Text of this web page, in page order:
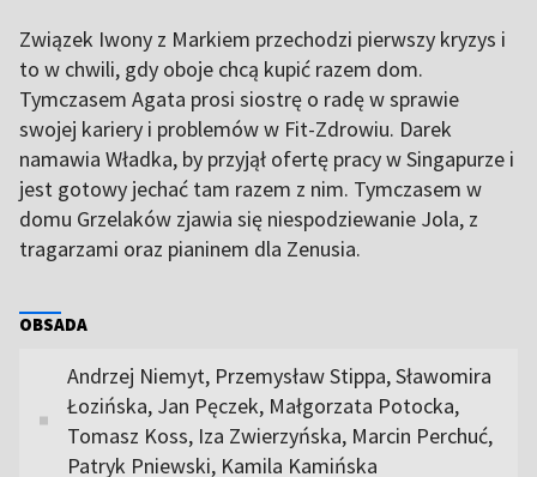
Związek Iwony z Markiem przechodzi pierwszy kryzys i
to w chwili, gdy oboje chcą kupić razem dom.
Tymczasem Agata prosi siostrę o radę w sprawie
swojej kariery i problemów w Fit-Zdrowiu. Darek
namawia Władka, by przyjął ofertę pracy w Singapurze i
jest gotowy jechać tam razem z nim. Tymczasem w
domu Grzelaków zjawia się niespodziewanie Jola, z
tragarzami oraz pianinem dla Zenusia.
OBSADA
Andrzej Niemyt, Przemysław Stippa, Sławomira
Łozińska, Jan Pęczek, Małgorzata Potocka,
Tomasz Koss, Iza Zwierzyńska, Marcin Perchuć,
Patryk Pniewski, Kamila Kamińska